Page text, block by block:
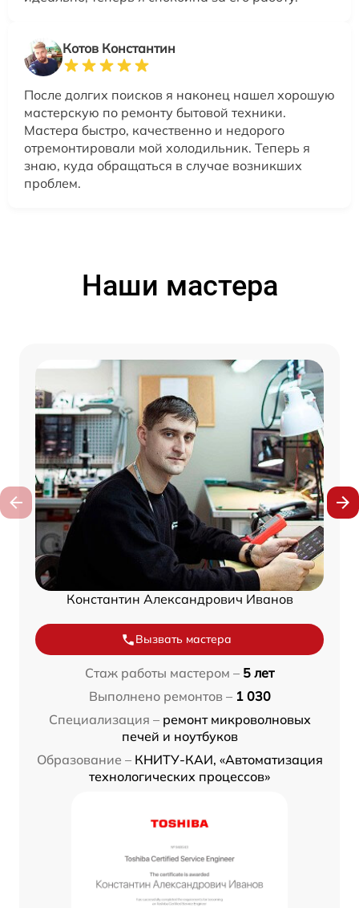
Котов Константин
После долгих поисков я наконец нашел хорошую
мастерскую по ремонту бытовой техники.
Мастера быстро, качественно и недорого
отремонтировали мой холодильник. Теперь я
знаю, куда обращаться в случае возникших
проблем.
Наши мастера
Константин Александрович Иванов
Вызвать мастера
Стаж работы мастером – 5 лет
Выполнено ремонтов – 1 030
Специализация – ремонт микроволновых
печей и ноутбуков
Образование – КНИТУ-КАИ, «Автоматизация
технологических процессов»